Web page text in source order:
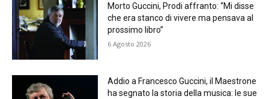
Morto Guccini, Prodi affranto: “Mi disse
che era stanco di vivere ma pensava al
prossimo libro”
6 Agosto 2026
Addio a Francesco Guccini, il Maestrone
ha segnato la storia della musica: le sue